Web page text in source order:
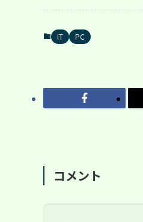
IT PC
コメント